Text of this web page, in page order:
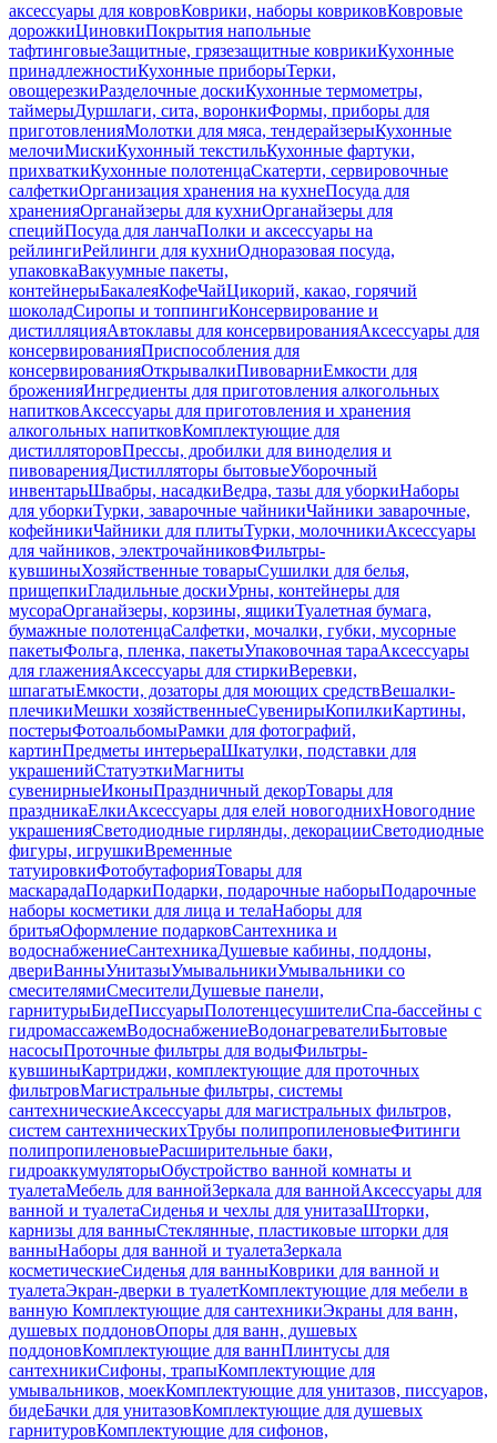
аксессуары для ковровКоврики, наборы ковриковКовровые
дорожкиЦиновкиПокрытия напольные
тафтинговыеЗащитные, грязезащитные коврикиКухонные
принадлежностиКухонные приборыТерки,
овощерезкиРазделочные доскиКухонные термометры,
таймерыДуршлаги, сита, воронкиФормы, приборы для
приготовленияМолотки для мяса, тендерайзерыКухонные
мелочиМискиКухонный текстильКухонные фартуки,
прихваткиКухонные полотенцаСкатерти, сервировочные
салфеткиОрганизация хранения на кухнеПосуда для
храненияОрганайзеры для кухниОрганайзеры для
специйПосуда для ланчаПолки и аксессуары на
рейлингиРейлинги для кухниОдноразовая посуда,
упаковкаВакуумные пакеты,
контейнерыБакалеяКофеЧайЦикорий, какао, горячий
шоколадСиропы и топпингиКонсервирование и
дистилляцияАвтоклавы для консервированияАксессуары для
консервированияПриспособления для
консервированияОткрывалкиПивоварниЕмкости для
броженияИнгредиенты для приготовления алкогольных
напитковАксессуары для приготовления и хранения
алкогольных напитковКомплектующие для
дистилляторовПрессы, дробилки для виноделия и
пивоваренияДистилляторы бытовыеУборочный
инвентарьШвабры, насадкиВедра, тазы для уборкиНаборы
для уборкиТурки, заварочные чайникиЧайники заварочные,
кофейникиЧайники для плитыТурки, молочникиАксессуары
для чайников, электрочайниковФильтры-
кувшиныХозяйственные товарыСушилки для белья,
прищепкиГладильные доскиУрны, контейнеры для
мусораОрганайзеры, корзины, ящикиТуалетная бумага,
бумажные полотенцаСалфетки, мочалки, губки, мусорные
пакетыФольга, пленка, пакетыУпаковочная тараАксессуары
для глаженияАксессуары для стиркиВеревки,
шпагатыЕмкости, дозаторы для моющих средствВешалки-
плечикиМешки хозяйственныеСувенирыКопилкиКартины,
постерыФотоальбомыРамки для фотографий,
картинПредметы интерьераШкатулки, подставки для
украшенийСтатуэткиМагниты
сувенирныеИконыПраздничный декорТовары для
праздникаЕлкиАксессуары для елей новогоднихНовогодние
украшенияСветодиодные гирлянды, декорацииСветодиодные
фигуры, игрушкиВременные
татуировкиФотобутафорияТовары для
маскарадаПодаркиПодарки, подарочные наборыПодарочные
наборы косметики для лица и телаНаборы для
бритьяОформление подарковСантехника и
водоснабжениеСантехникаДушевые кабины, поддоны,
двериВанныУнитазыУмывальникиУмывальники со
смесителямиСмесителиДушевые панели,
гарнитурыБидеПиссуарыПолотенцесушителиСпа-бассейны с
гидромассажемВодоснабжениеВодонагревателиБытовые
насосыПроточные фильтры для водыФильтры-
кувшиныКартриджи, комплектующие для проточных
фильтровМагистральные фильтры, системы
сантехническиеАксессуары для магистральных фильтров,
систем сантехническихТрубы полипропиленовыеФитинги
полипропиленовыеРасширительные баки,
гидроаккумуляторыОбустройство ванной комнаты и
туалетаМебель для ваннойЗеркала для ваннойАксессуары для
ванной и туалетаСиденья и чехлы для унитазаШторки,
карнизы для ванныСтеклянные, пластиковые шторки для
ванныНаборы для ванной и туалетаЗеркала
косметическиеСиденья для ванныКоврики для ванной и
туалетаЭкран-дверки в туалетКомплектующие для мебели в
ванную Комплектующие для сантехникиЭкраны для ванн,
душевых поддоновОпоры для ванн, душевых
поддоновКомплектующие для ваннПлинтусы для
сантехникиСифоны, трапыКомплектующие для
умывальников, моекКомплектующие для унитазов, писсуаров,
бидеБачки для унитазовКомплектующие для душевых
гарнитуровКомплектующие для сифонов,